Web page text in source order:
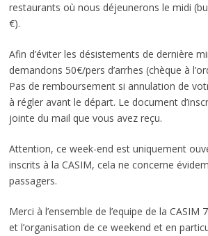
restaurants où nous déjeunerons le midi
€).
Afin d’éviter les désistements de dernière
demandons 50€/pers d’arrhes (chèque à
Pas de remboursement si annulation de
à régler avant le départ. Le document
jointe du mail que vous avez reçu.
Attention, ce week-end est uniquement
inscrits à la CASIM, cela ne concerne
passagers.
Merci à l’ensemble de l’equipe de la
et l’organisation de ce weekend et en